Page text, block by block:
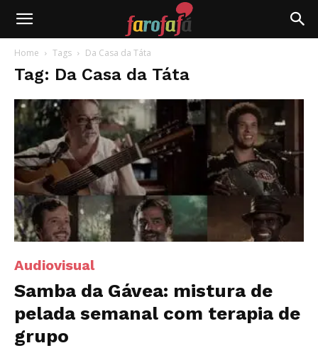
Farofafá
Home Tags Da Casa da Táta
Tag: Da Casa da Táta
Audiovisual
Samba da Gávea: mistura de
pelada semanal com terapia de
grupo